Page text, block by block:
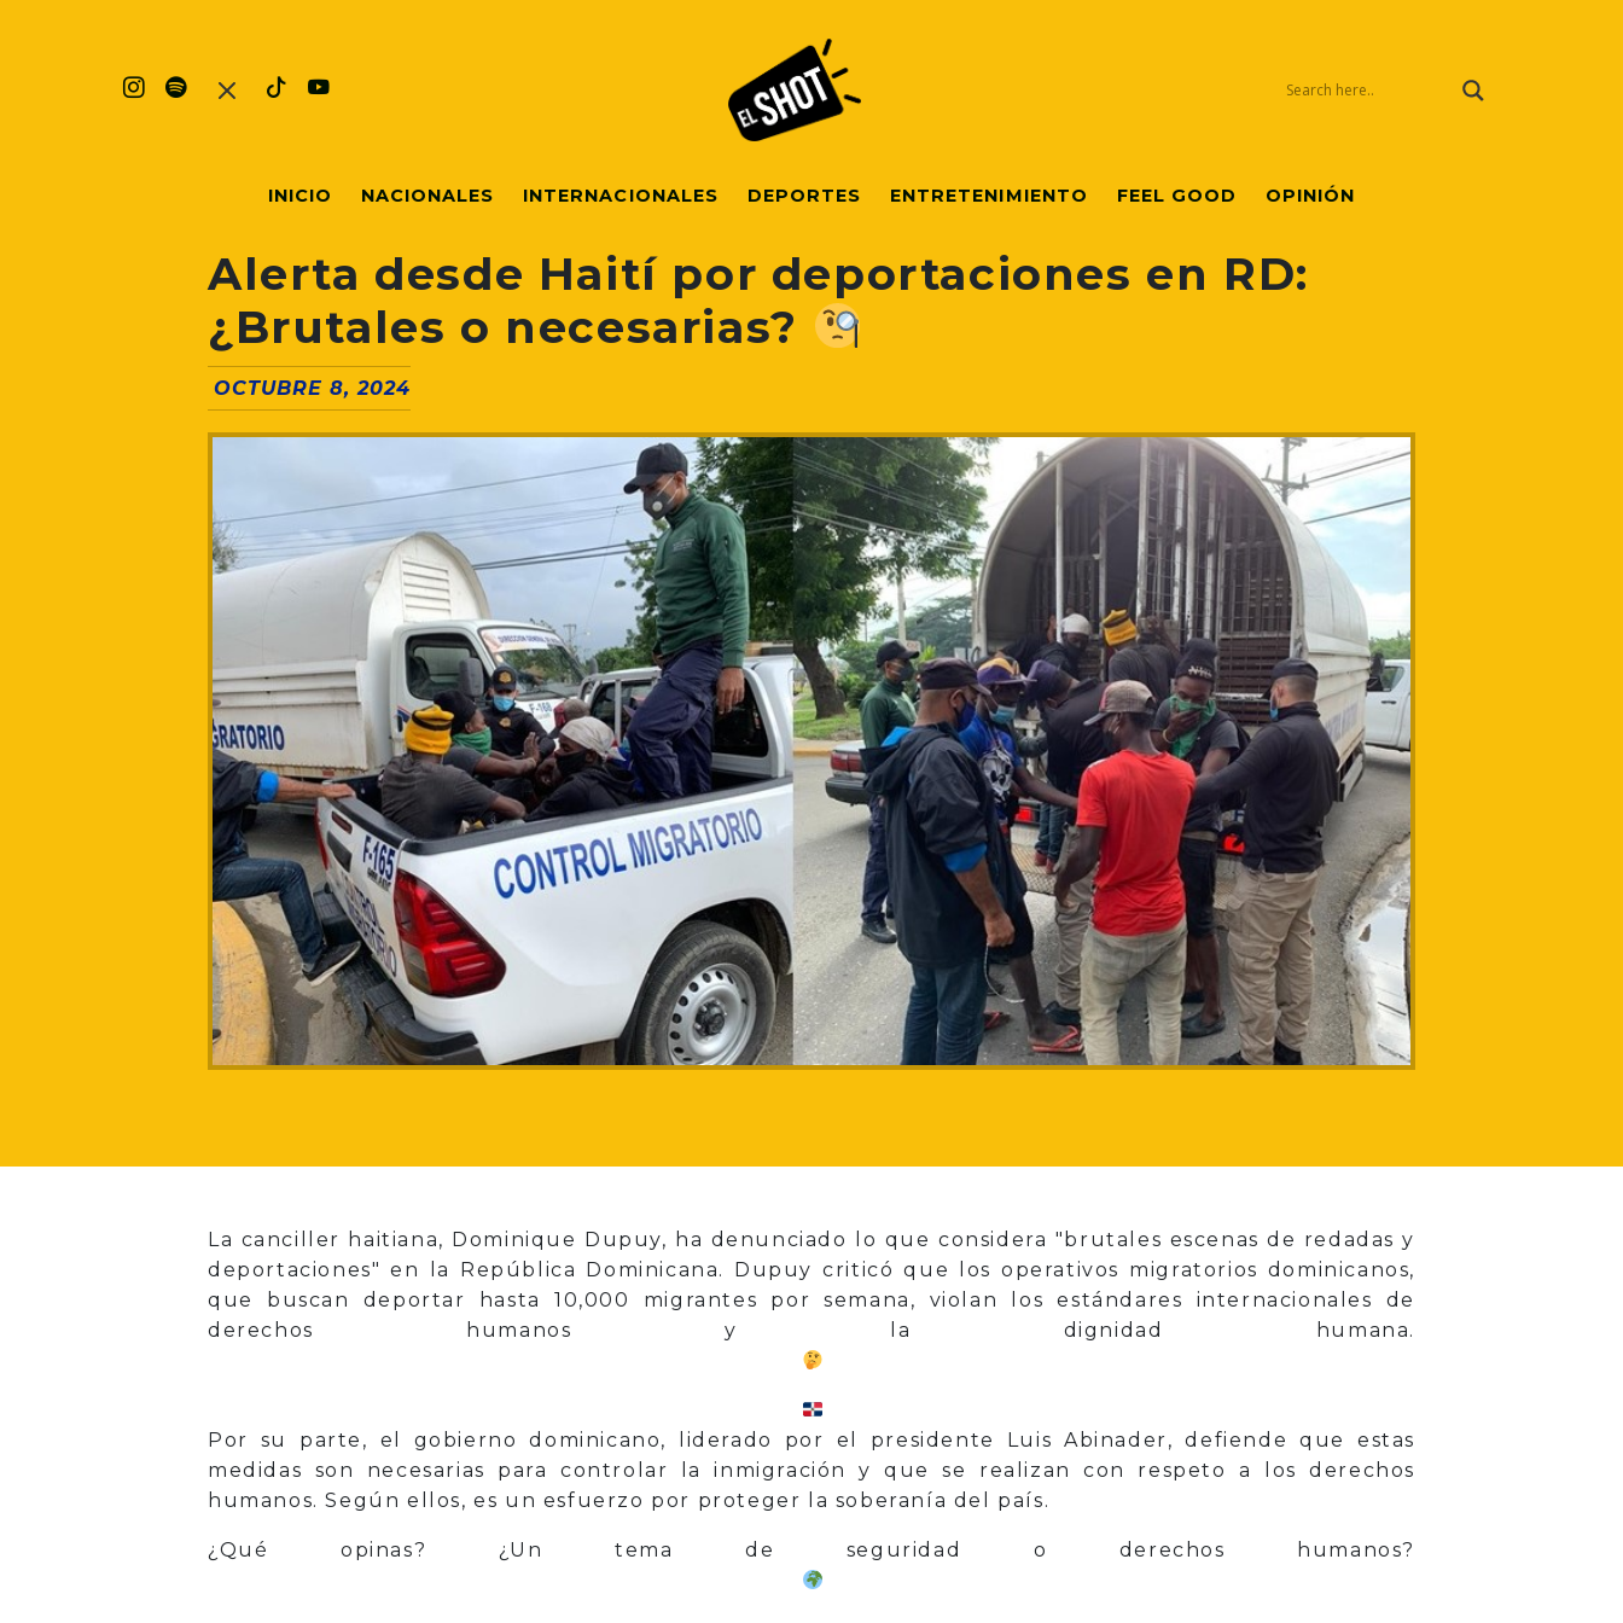
INICIO NACIONALES INTERNACIONALES DEPORTES ENTRETENIMIENTO FEEL GOOD OPINIÓN
Alerta desde Haití por deportaciones en RD:
¿Brutales o necesarias?
OCTUBRE 8, 2024
La canciller haitiana, Dominique Dupuy, ha denunciado lo que considera "brutales escenas de redadas y
deportaciones" en la República Dominicana. Dupuy criticó que los operativos migratorios dominicanos,
que buscan deportar hasta 10,000 migrantes por semana, violan los estándares internacionales de
derechos humanos y la dignidad humana.
Por su parte, el gobierno dominicano, liderado por el presidente Luis Abinader, defiende que estas
medidas son necesarias para controlar la inmigración y que se realizan con respeto a los derechos
humanos. Según ellos, es un esfuerzo por proteger la soberanía del país.
¿Qué opinas? ¿Un tema de seguridad o derechos humanos?